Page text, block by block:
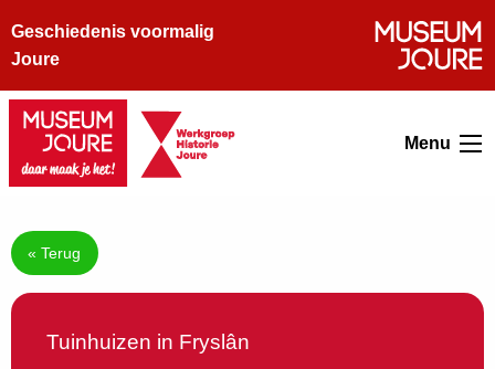
Geschiedenis voormalig
Joure
Menu
« Terug
Tuinhuizen in Fryslân